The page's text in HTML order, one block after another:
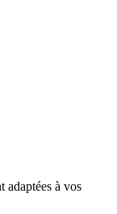
adaptées à vos